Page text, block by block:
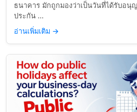
ธนาคาร มักถูกมองว่าเป็นวันที่ได้รับอนุ
ประกัน ...
อ่านเพิ่มเติม →